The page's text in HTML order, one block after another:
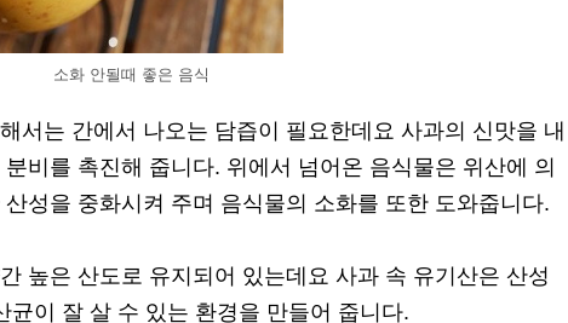
소화 안될때 좋은 음식
서는 간에서 나오는 담즙이 필요한데요 사과의 신맛을 내
비를 촉진해 줍니다. 위에서 넘어온 음식물은 위산에 의
성을 중화시켜 주며 음식물의 소화를 또한 도와줍니다.
높은 산도로 유지되어 있는데요 사과 속 유기산은 산성
균이 잘 살 수 있는 환경을 만들어 줍니다.